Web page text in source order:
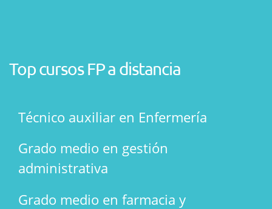
Top cursos FP a distancia
Técnico auxiliar en Enfermería
Grado medio en gestión
administrativa
Grado medio en farmacia y